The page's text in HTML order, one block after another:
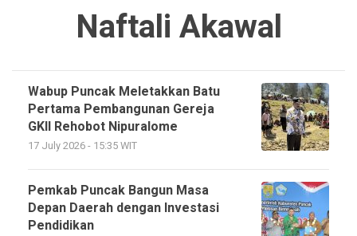
Naftali Akawal
Wabup Puncak Meletakkan Batu
Pertama Pembangunan Gereja
GKII Rehobot Nipuralome
17 July 2026 - 15:35 WIT
Pemkab Puncak Bangun Masa
Depan Daerah dengan Investasi
Pendidikan